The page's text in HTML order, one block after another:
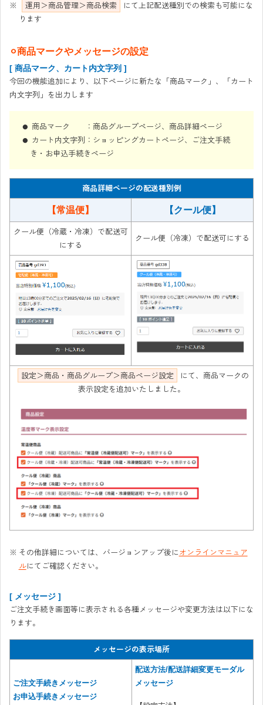
運用＞商品管理＞商品検索
にて上記配送種別での検索も可能にな
ります
⚪︎商品マークやメッセージの設定
[ 商品マーク、カート内文字列 ]
今回の機能追加により、以下ページに新たな「商品マーク」、「カート
内文字列」を出力します
商品マーク ：商品グループページ、商品詳細ページ
カート内文字列：ショッピングカートページ、ご注文手続
き・お申込手続きページ
商品詳細ページの配送種別例
【常温便】 【クール便】
クール便（冷蔵・冷凍）で配送可
にする
クール便（冷凍）で配送可にする
設定＞商品・商品グループ＞商品ページ設定
にて、商品マークの
表示設定を追加いたしました。
その他詳細については、バージョンアップ後にオンラインマニュア
ルにてご確認ください。
[ メッセージ ]
ご注文手続き画面等に表示される各種メッセージや変更方法は以下にな
ります。
メッセージの表示場所
ご注文手続きメッセージ
お申込手続きメッセージ
配送方法/配送詳細変更モーダル
メッセージ